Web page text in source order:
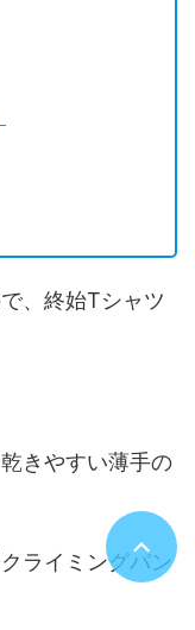
、終始Tシャツ
きやすい薄手の
ライミングパン